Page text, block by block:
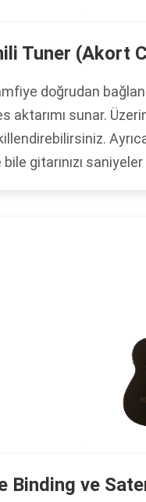
Tuner (Akort
doğrudan
aktarımı sunar.
gitarınızı
Binding ve